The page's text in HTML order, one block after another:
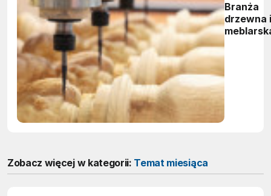
Branża
drzewna i
Zobacz więcej w kategorii: Temat miesiąca